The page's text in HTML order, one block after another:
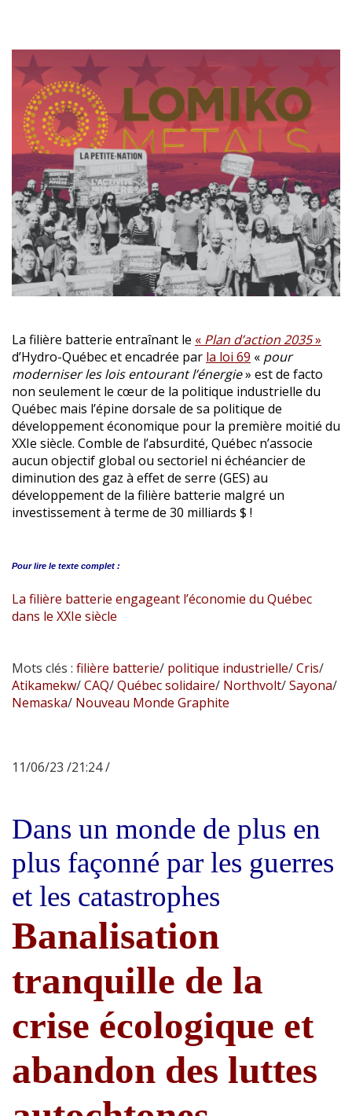
La filière batterie entraînant le « Plan d’action 2035»
d’Hydro-Québec et encadrée par la loi 69 « pour
moderniser les lois entourant l’énergie» est de facto
non seulement le cœur de la politique industrielle du
Québec mais l’épine dorsale de sa politique de
développement économique pour la première moitié du
XXIe siècle. Comble de l’absurdité, Québec n’associe
aucun objectif global ou sectoriel ni échéancier de
diminution des gaz à effet de serre (GES) au
développement de la filière batterie malgré un
investissement à terme de 30 milliards $ !
Pour lire le texte complet :
La filière batterie engageant l’économie du Québec
dans le XXIe siècle
Mots clés : filière batterie/ politique industrielle/Cris/
Atikamekw/CAQ/Québec solidaire/ Northvolt/Sayona/
Nemaska/ Nouveau Monde Graphite
11/06/23 /21:24 /
Dans un monde de plus en
plus façonné par les guerres
et les catastrophes
Banalisation
tranquille de la
crise écologique et
abandon des luttes